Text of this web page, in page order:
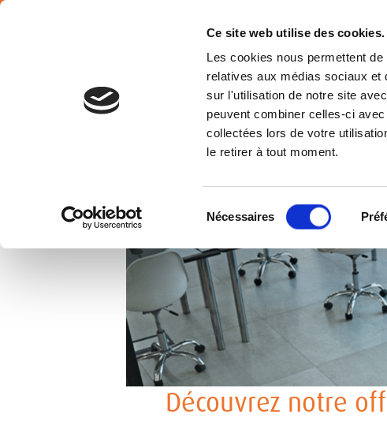
Ce site web utilise des cookies.
Les cookies nous permettent
relatives aux médias sociaux et
sur l'utilisation de notre site
peuvent combiner celles-ci
collectées lors de votre
le retirer à tout moment.
Nécessaires
Belgium
Découvrez notre